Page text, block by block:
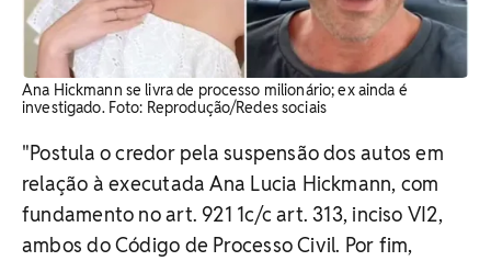
Ana Hickmann se livra de processo milionário; ex ainda é
investigado. Foto: Reprodução/Redes sociais
"Postula o credor pela suspensão dos autos em
relação à executada Ana Lucia Hickmann, com
fundamento no art. 921 1c/c art. 313, inciso VI2,
ambos do Código de Processo Civil. Por fim,